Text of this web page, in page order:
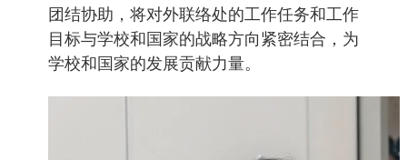
团结协助，将对外联络处的工作任务和工作
目标与学校和国家的战略方向紧密结合，为
学校和国家的发展贡献力量。